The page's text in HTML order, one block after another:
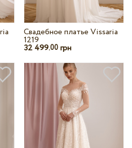
Свадебное платье Vissaria
1219
32 499.00 грн